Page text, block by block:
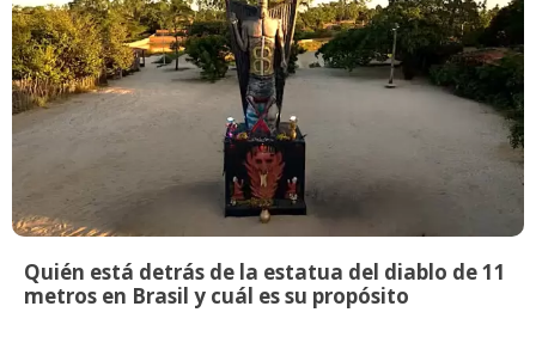
Quién está detrás de la estatua del diablo de 11
metros en Brasil y cuál es su propósito